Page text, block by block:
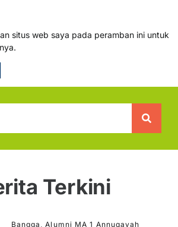
situs web saya pada peramban ini untuk
Terkini
Bangga, Alumni MA 1 Annuqayah